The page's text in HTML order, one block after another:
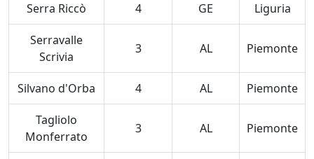
Serra Riccò 4 GE Liguria
Serravalle
Scrivia
3 AL Piemonte
Silvano d'Orba 4 AL Piemonte
Tagliolo
Monferrato
3 AL Piemonte